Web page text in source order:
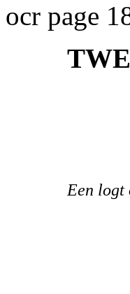
ocr page
Een logt